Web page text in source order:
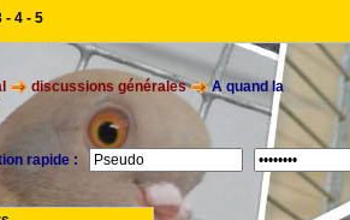
- 4 - 5
discussions générales
A quand la
rapide :